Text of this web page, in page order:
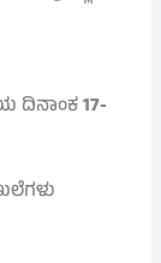
ದಿನಾಂಕ17-